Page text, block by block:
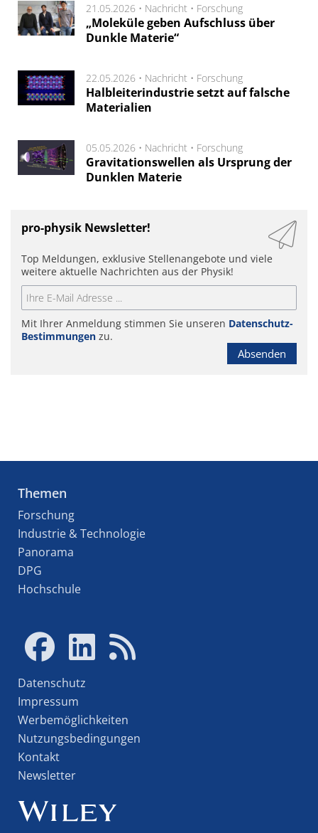
21.05.2026 • Nachricht • Forschung
„Moleküle geben Aufschluss über
Dunkle Materie“
22.05.2026 • Nachricht • Forschung
Halbleiterindustrie setzt auf falsche
Materialien
05.05.2026 • Nachricht • Forschung
Gravitationswellen als Ursprung der
Dunklen Materie
pro-physik Newsletter!
Top Meldungen, exklusive Stellenangebote und viele
weitere aktuelle Nachrichten aus der Physik!
Mit Ihrer Anmeldung stimmen Sie unseren Datenschutz-
Bestimmungen zu.
Absenden
Themen
Forschung
Industrie & Technologie
Panorama
DPG
Hochschule
Datenschutz
Impressum
Werbemöglichkeiten
Nutzungsbedingungen
Kontakt
Newsletter